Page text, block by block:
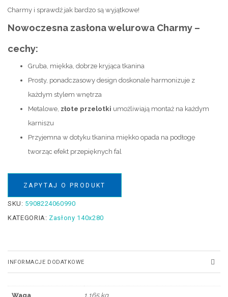
Charmy i sprawdź jak bardzo są wyjątkowe!
Nowoczesna zasłona welurowa Charmy –
cechy:
Gruba, miękka, dobrze kryjąca tkanina
Prosty, ponadczasowy design doskonale harmonizuje z
każdym stylem wnętrza
Metalowe, złote przelotki umożliwiają montaż na każdym
karniszu
Przyjemna w dotyku tkanina miękko opada na podłogę
tworząc efekt przepięknych fal
ZAPYTAJ O PRODUKT
SKU: 5908224060990
KATEGORIA: Zasłony 140x280
INFORMACJE DODATKOWE
Waga 1,165 kg